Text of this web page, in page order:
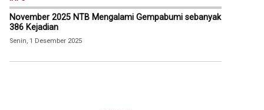
November 2025 NTB Mengalami Gempabumi sebanyak
386 Kejadian
Senin, 1 Desember 2025